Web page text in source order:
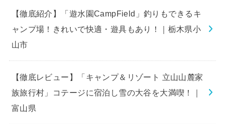
【徹底紹介】「遊水園CampField」釣りもできるキ
ャンプ場！きれいで快適・遊具もあり！｜栃木県小
山市
【徹底レビュー】「キャンプ＆リゾート 立山山麓家
族旅行村」コテージに宿泊し雪の大谷を大満喫！｜
富山県